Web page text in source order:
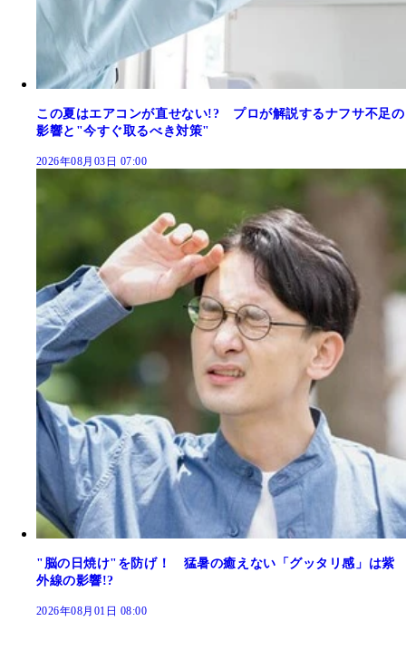
この夏はエアコンが直せない!? プロが解説するナフサ不足の
影響と"今すぐ取るべき対策"
2026年08月03日 07:00
"脳の日焼け"を防げ！ 猛暑の癒えない「グッタリ感」は紫
外線の影響!?
2026年08月01日 08:00